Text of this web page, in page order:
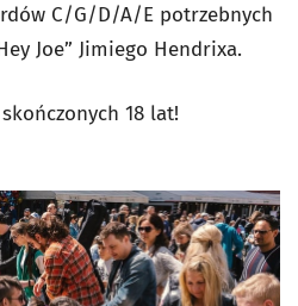
C/G/D/A/E potrzebnych
Joe” Jimiego Hendrixa.
18 lat!